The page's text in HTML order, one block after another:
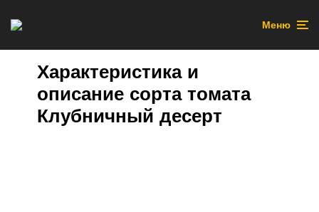
Меню
Характеристика и
описание сорта томата
Клубничный десерт